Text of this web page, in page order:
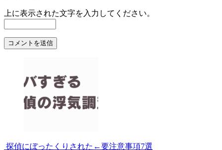
上に表示された文字を入力してください。
探偵にぼったくりされた←要注意事項7選